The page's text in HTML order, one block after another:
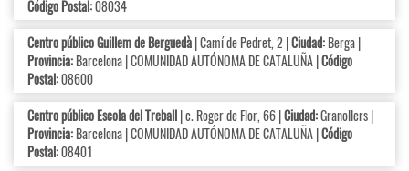
Código Postal:08034
Centro público Guillem de Berguedà| Camí de Pedret, 2 |Ciudad:Berga |
Provincia:Barcelona | COMUNIDAD AUTÓNOMA DE CATALUÑA |Código
Postal:08600
Centro público Escola del Treball| c. Roger de Flor, 66 |Ciudad:Granollers |
Provincia:Barcelona | COMUNIDAD AUTÓNOMA DE CATALUÑA |Código
Postal:08401